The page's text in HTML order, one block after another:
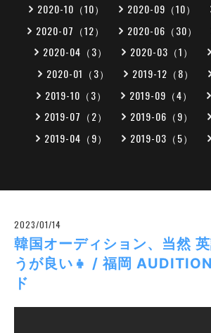
2020-10（10）
2020-09（10）
2020-07（12）
2020-06（30）
2020-04（3）
2020-03（1）
2020-01（3）
2019-12（8）
2019-10（3）
2019-09（4）
2019-07（2）
2019-06（9）
2019-04（9）
2019-03（5）
2023/01/14
韓国オーディション、当然
うが良い👧 / 福岡
ド